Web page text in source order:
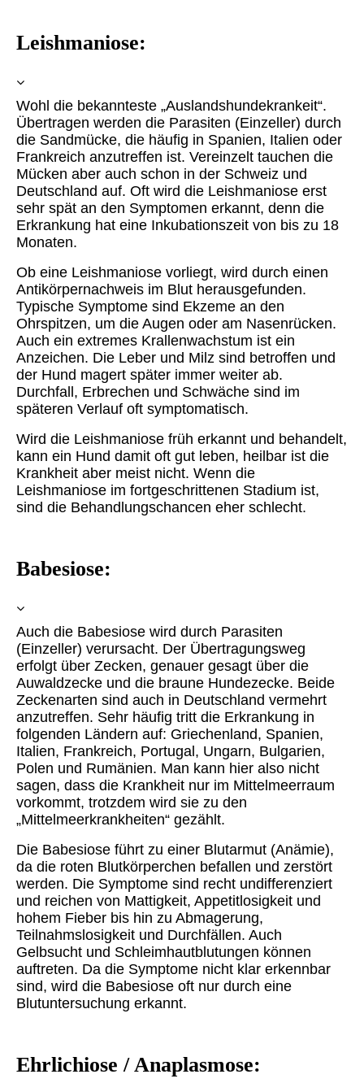
Leishmaniose:
Wohl die bekannteste „Auslandshundekrankeit“.
Übertragen werden die Parasiten (Einzeller) durch
die Sandmücke, die häufig in Spanien, Italien oder
Frankreich anzutreffen ist. Vereinzelt tauchen die
Mücken aber auch schon in der Schweiz und
Deutschland auf. Oft wird die Leishmaniose erst
sehr spät an den Symptomen erkannt, denn die
Erkrankung hat eine Inkubationszeit von bis zu 18
Monaten.
Ob eine Leishmaniose vorliegt, wird durch einen
Antikörpernachweis im Blut herausgefunden.
Typische Symptome sind Ekzeme an den
Ohrspitzen, um die Augen oder am Nasenrücken.
Auch ein extremes Krallenwachstum ist ein
Anzeichen. Die Leber und Milz sind betroffen und
der Hund magert später immer weiter ab.
Durchfall, Erbrechen und Schwäche sind im
späteren Verlauf oft symptomatisch.
Wird die Leishmaniose früh erkannt und behandelt,
kann ein Hund damit oft gut leben, heilbar ist die
Krankheit aber meist nicht. Wenn die
Leishmaniose im fortgeschrittenen Stadium ist,
sind die Behandlungschancen eher schlecht.
Babesiose:
Auch die Babesiose wird durch Parasiten
(Einzeller) verursacht. Der Übertragungsweg
erfolgt über Zecken, genauer gesagt über die
Auwaldzecke und die braune Hundezecke. Beide
Zeckenarten sind auch in Deutschland vermehrt
anzutreffen. Sehr häufig tritt die Erkrankung in
folgenden Ländern auf: Griechenland, Spanien,
Italien, Frankreich, Portugal, Ungarn, Bulgarien,
Polen und Rumänien. Man kann hier also nicht
sagen, dass die Krankheit nur im Mittelmeerraum
vorkommt, trotzdem wird sie zu den
„Mittelmeerkrankheiten“ gezählt.
Die Babesiose führt zu einer Blutarmut (Anämie),
da die roten Blutkörperchen befallen und zerstört
werden. Die Symptome sind recht undifferenziert
und reichen von Mattigkeit, Appetitlosigkeit und
hohem Fieber bis hin zu Abmagerung,
Teilnahmslosigkeit und Durchfällen. Auch
Gelbsucht und Schleimhautblutungen können
auftreten. Da die Symptome nicht klar erkennbar
sind, wird die Babesiose oft nur durch eine
Blutuntersuchung erkannt.
Ehrlichiose / Anaplasmose: